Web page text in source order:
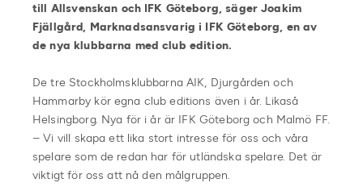
till Allsvenskan och IFK Göteborg, säger Joakim
Fjällgård, Marknadsansvarig i IFK Göteborg, en av
de nya klubbarna med club edition.
De tre Stockholmsklubbarna AIK, Djurgården och
Hammarby kör egna club editions även i år. Likaså
Helsingborg. Nya för i år är IFK Göteborg och Malmö FF.
– Vi vill skapa ett lika stort intresse för oss och våra
spelare som de redan har för utländska spelare. Det är
viktigt för oss att nå den målgruppen.